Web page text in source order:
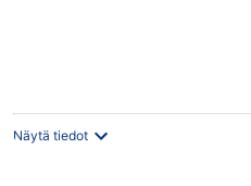
Näytä tiedot